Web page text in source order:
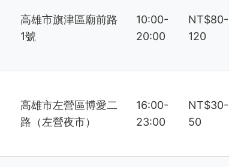
高雄市旗津區廟前路
1號
10:00-
20:00
NT$80-
120
高雄市左營區博愛二
路（左營夜市）
16:00-
23:00
NT$30-
50